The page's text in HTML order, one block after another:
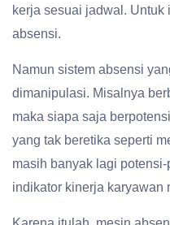
kerja sesuai jadwal.
absensi.
Namun sistem absensi
dimanipulasi. Misalnya
maka siapa saja
yang tak beretika seperti
masih banyak lagi
indikator kinerja karyawan